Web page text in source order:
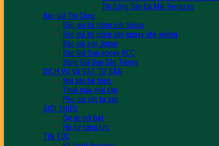
Thi Công Sàn Đá Mài Terrazzo
Báo Giá Thi Công
Báo giá thi công sơn Epoxy
Báo giá thi công sàn epoxy nhà xưởng
Báo giá sơn Joton
Báo Giá Sơn epoxy KCC
Bảng Giá Sơn Sân Tennis
DỊCH VỤ VÀ VẬT TƯ SÀN
Mài sàn bê tông
Thuê máy mài sàn
Phụ gia vật tư sàn
GIỚI THIỆU
Dự án nổi bật
Hồ sơ năng lực
TIN TỨC